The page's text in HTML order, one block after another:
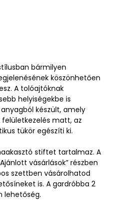
bármilyen
köszönhetően
A tolóajtóknak
helyiségekbe is
készült, amely
matt, az
tükör egészíti ki.
stiftet tartalmaz. A
vásárlások” részben
szettben vásárolhatod
is. A gardróbba 2
lehetőség.